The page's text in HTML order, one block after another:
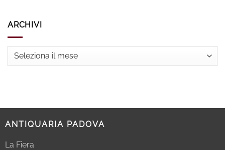
ARCHIVI
Archivi
ANTIQUARIA PADOVA
La Fiera